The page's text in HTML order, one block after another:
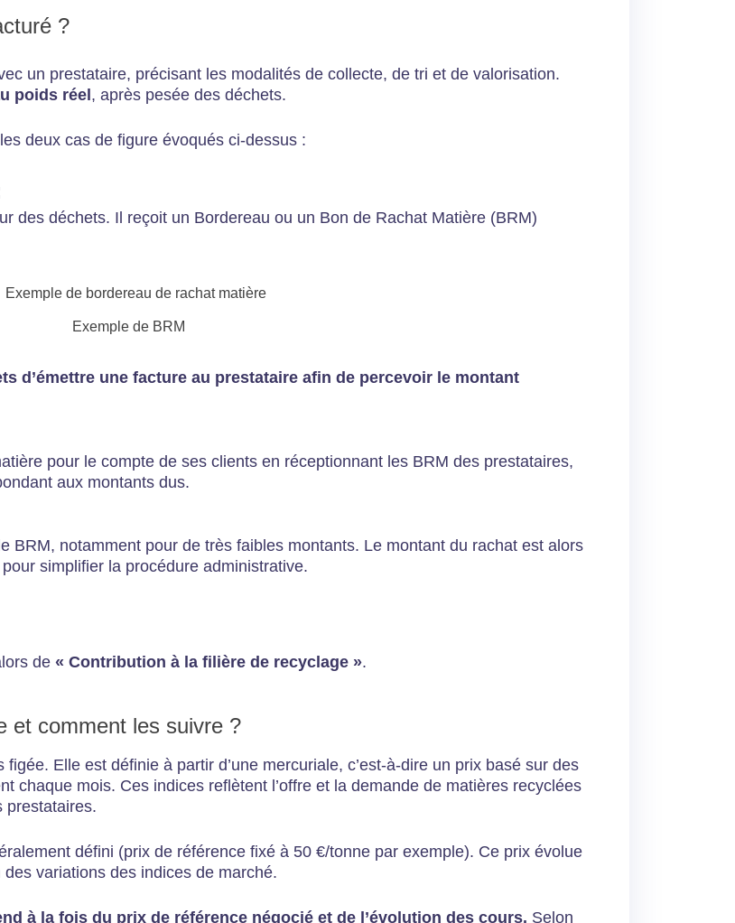
?
un prestataire, précisant les modalités de collecte, de tri et de valorisation.
poids réel , après pesée des déchets.
deux cas de figure évoqués ci-dessus :
des déchets. Il reçoit un Bordereau ou un Bon de Rachat Matière (BRM)
Exemple de BRM
d’émettre une facture au prestataire afin de percevoir le montant
pour le compte de ses clients en réceptionnant les BRM des prestataires,
aux montants dus.
BRM, notamment pour de très faibles montants. Le montant du rachat est alors
simplifier la procédure administrative.
de « Contribution à la filière de recyclage ».
et comment les suivre ?
figée. Elle est définie à partir d’une mercuriale, c’est-à-dire un prix basé sur des
chaque mois. Ces indices reflètent l’offre et la demande de matières recyclées
prestataires.
défini (prix de référence fixé à 50 €/tonne par exemple). Ce prix évolue
variations des indices de marché.
à la fois du prix de référence négocié et de l’évolution des cours. Selon